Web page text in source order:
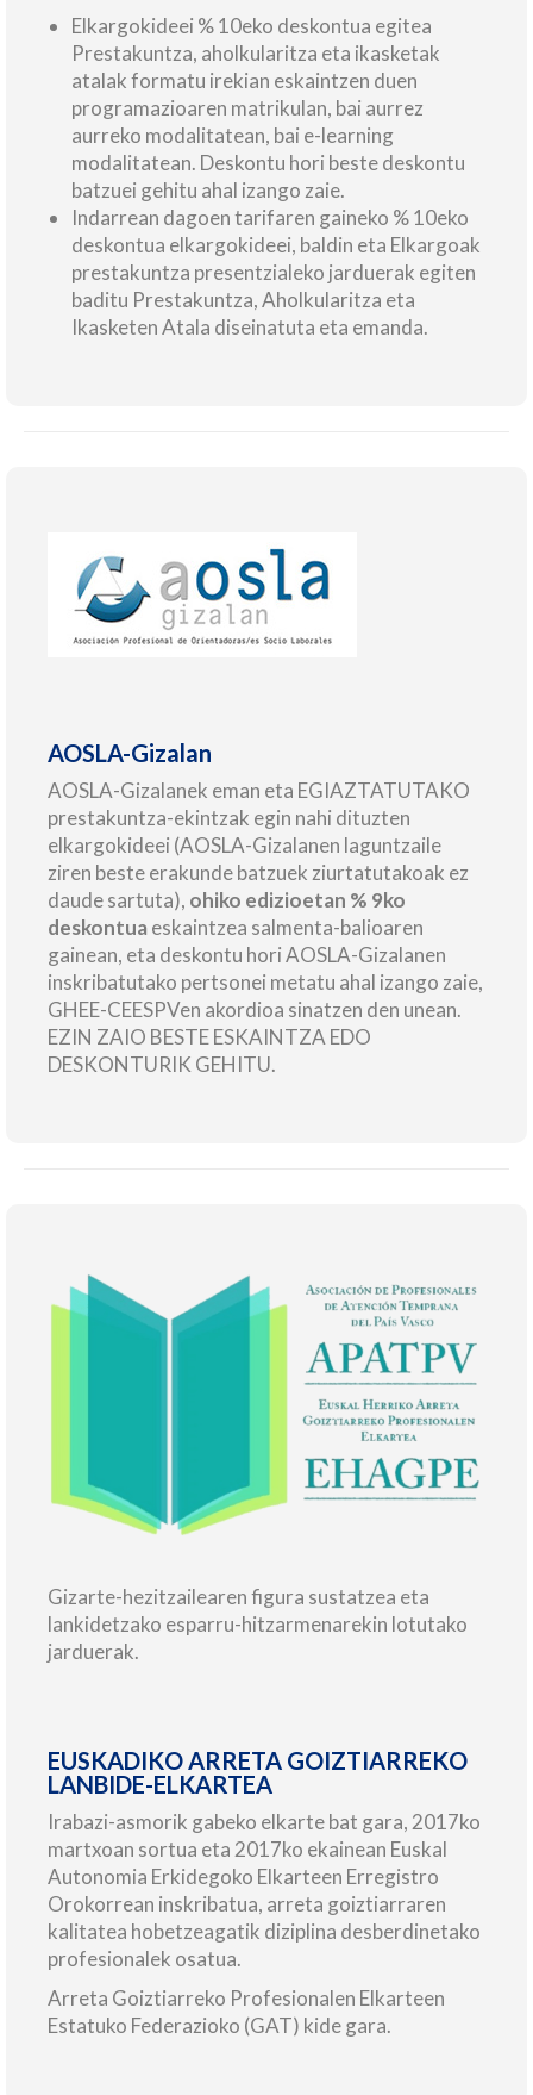
Elkargokideei % 10eko deskontua egitea
Prestakuntza, aholkularitza eta ikasketak
atalak formatu irekian eskaintzen duen
programazioaren matrikulan, bai aurrez
aurreko modalitatean, bai e-learning
modalitatean. Deskontu hori beste deskontu
batzuei gehitu ahal izango zaie.
Indarrean dagoen tarifaren gaineko % 10eko
deskontua elkargokideei, baldin eta Elkargoak
prestakuntza presentzialeko jarduerak egiten
baditu Prestakuntza, Aholkularitza eta
Ikasketen Atala diseinatuta eta emanda.
AOSLA-Gizalan
AOSLA-Gizalanek eman eta EGIAZTATUTAKO
prestakuntza-ekintzak egin nahi dituzten
elkargokideei (AOSLA-Gizalanen laguntzaile
ziren beste erakunde batzuek ziurtatutakoak ez
daude sartuta), ohiko edizioetan % 9ko
deskontua eskaintzea salmenta-balioaren
gainean, eta deskontu hori AOSLA-Gizalanen
inskribatutako pertsonei metatu ahal izango zaie,
GHEE-CEESPVen akordioa sinatzen den unean.
EZIN ZAIO BESTE ESKAINTZA EDO
DESKONTURIK GEHITU.
Gizarte-hezitzailearen figura sustatzea eta
lankidetzako esparru-hitzarmenarekin lotutako
jarduerak.
EUSKADIKO ARRETA GOIZTIARREKO
LANBIDE-ELKARTEA
Irabazi-asmorik gabeko elkarte bat gara, 2017ko
martxoan sortua eta 2017ko ekainean Euskal
Autonomia Erkidegoko Elkarteen Erregistro
Orokorrean inskribatua, arreta goiztiarraren
kalitatea hobetzeagatik diziplina desberdinetako
profesionalek osatua.
Arreta Goiztiarreko Profesionalen Elkarteen
Estatuko Federazioko (GAT) kide gara.